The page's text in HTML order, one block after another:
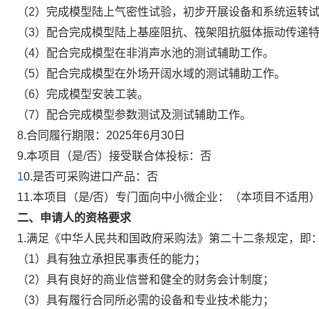
（2）完成模型陆上气密性试验，初步开展设备和系统运转
（3）配合完成模型陆上基座阻抗、筏架阻抗艇体振动传递
（4）配合完成模型在非消声水池的测试辅助工作。
（5）配合完成模型在外场开阔水域的测试辅助工作。
（6）完成模型安装工装。
（7）配合完成模型参数测试及测试辅助工作。
8.合同履行期限：2025年6月30日
9.本项目（是/否）接受联合体投标：否
10.是否可采购进口产品：否
11.本项目（是/否）专门面向中小微企业：（本项目不适用
二、申请人的资格要求
1.满足《中华人民共和国政府采购法》第二十二条规定，即
（1）具有独立承担民事责任的能力；
（2）具有良好的商业信誉和健全的财务会计制度；
（3）具有履行合同所必需的设备和专业技术能力；